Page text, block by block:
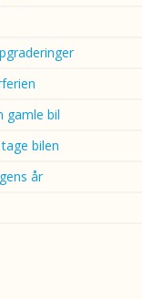
gamle bil
bilen
år